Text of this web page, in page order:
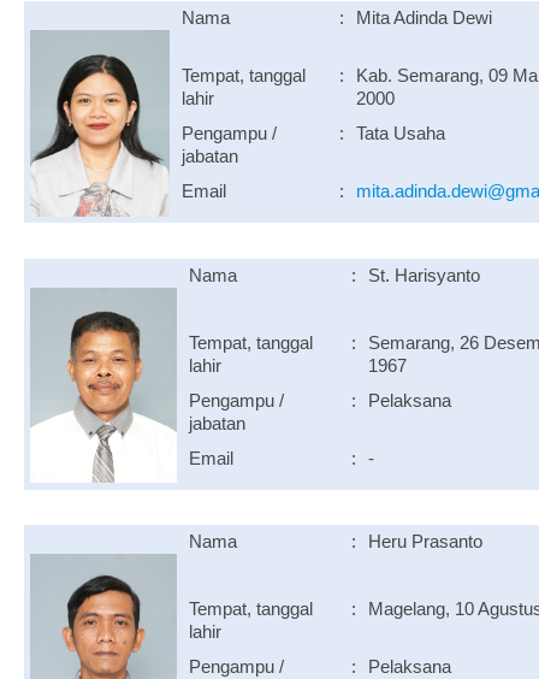
Nama : Mita Adinda Dewi
Tempat, tanggal
lahir
:
Kab. Semarang, 09
2000
Pengampu /
jabatan
: Tata Usaha
Email :
Nama : St. Harisyanto
Tempat, tanggal
lahir
:
Semarang, 26
1967
Pengampu /
jabatan
: Pelaksana
Email : -
Nama : Heru Prasanto
Tempat, tanggal
lahir
: Magelang, 10
Pengampu /
: Pelaksana